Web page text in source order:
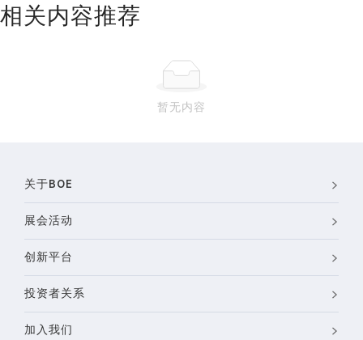
相关内容推荐
暂无内容
关于BOE
展会活动
创新平台
投资者关系
加入我们